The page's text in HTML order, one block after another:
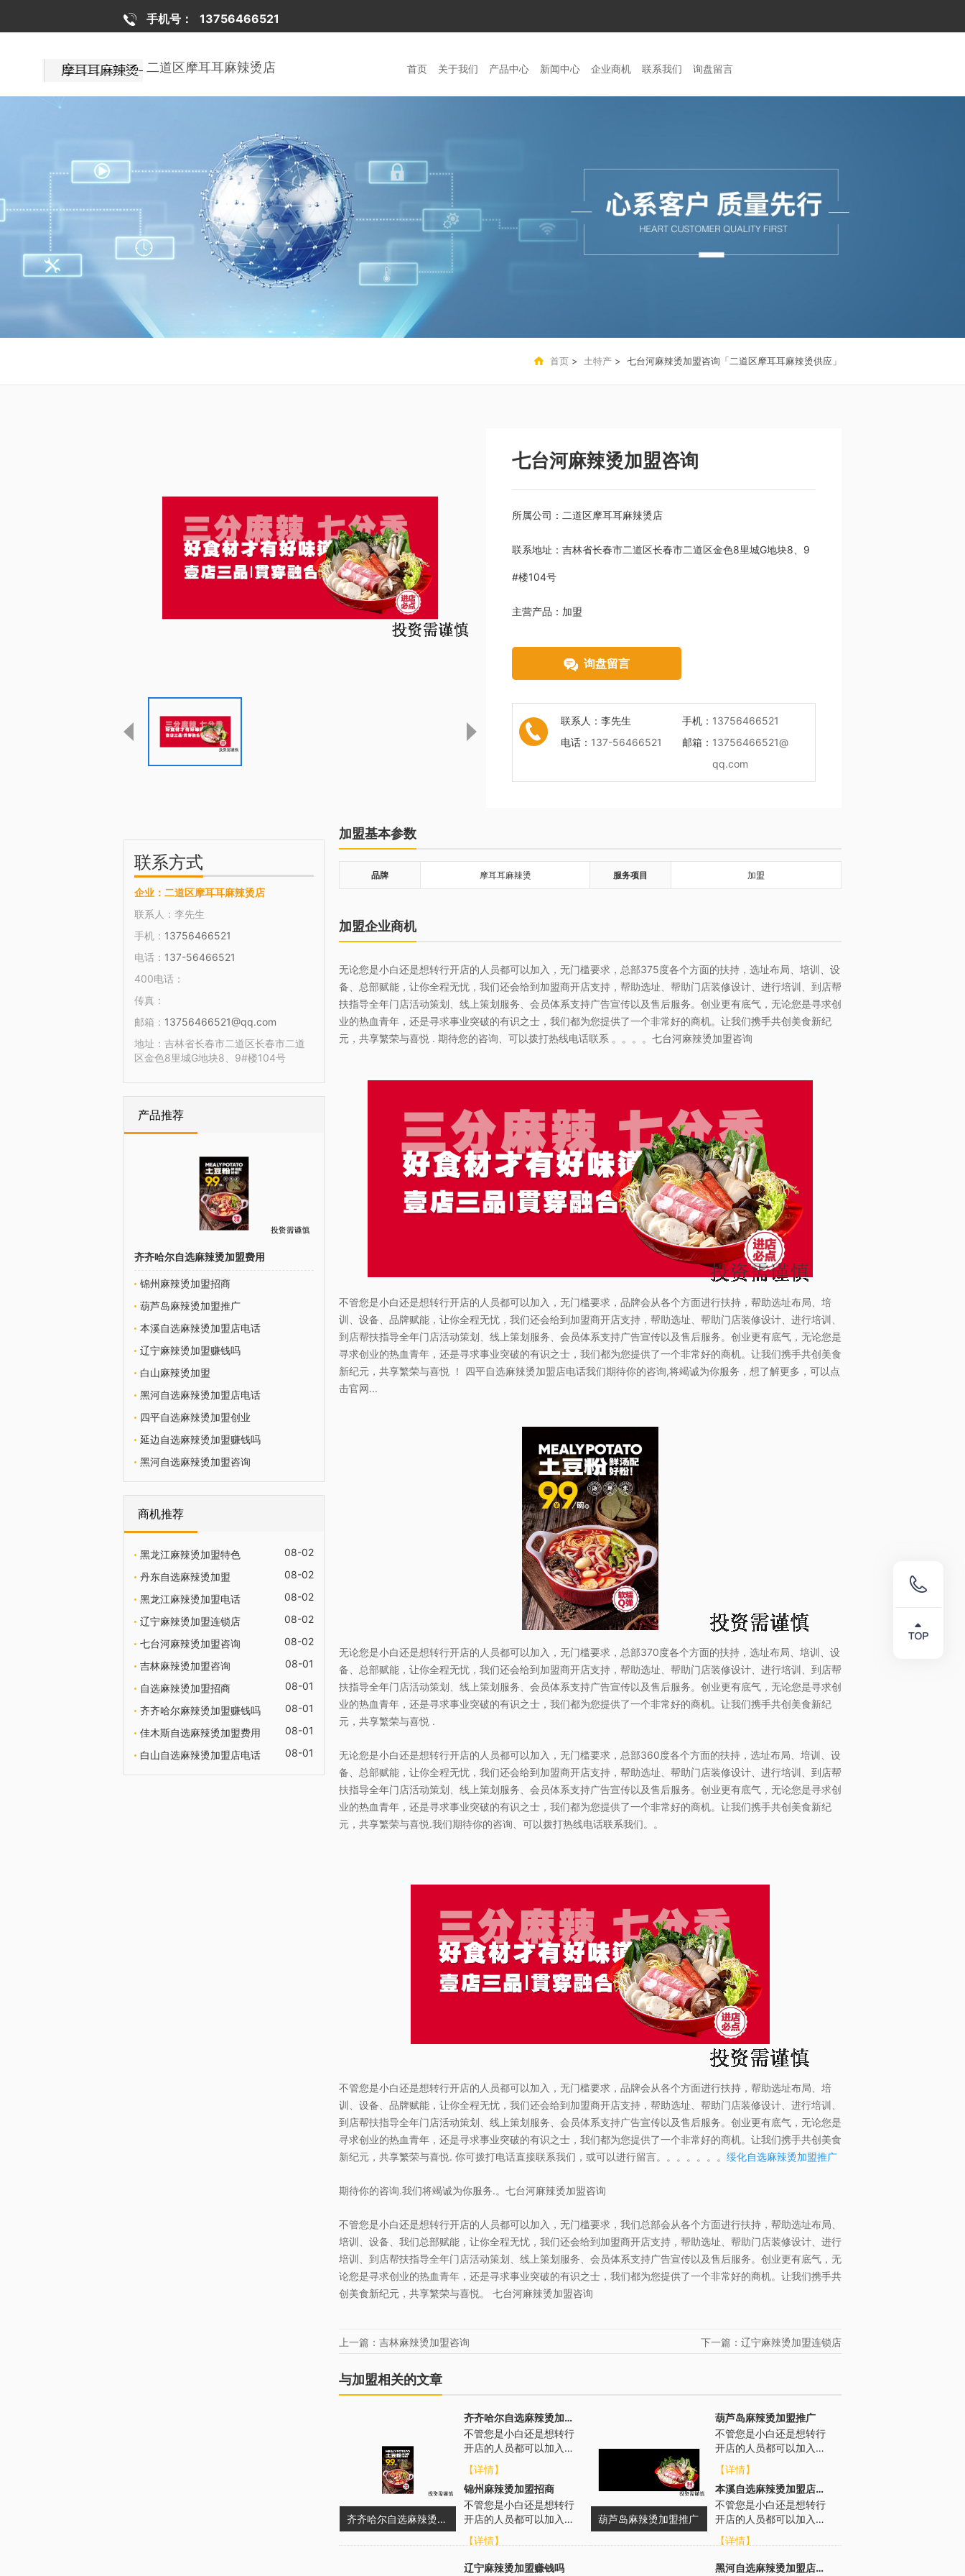
手机号： 13756466521
二道区摩耳耳麻辣烫店 首页 关于我们 产品中心 新闻中心 企业商机 联系我们 询盘留言
首页 > 土特产 > 七台河麻辣烫加盟咨询「二道区摩耳耳麻辣烫供应」
七台河麻辣烫加盟咨询
所属公司： 二道区摩耳耳麻辣烫店
联系地址： 吉林省长春市二道区长春市二道区金色8里城G地块8、9
#楼104号
主营产品： 加盟
询盘留言
联系人： 李先生 手机： 13756466521
电话： 137-56466521 邮箱： 13756466521@
qq.com
加盟基本参数
品牌 摩耳耳麻辣烫 服务项目 加盟
加盟企业商机
无论您是小白还是想转行开店的人员都可以加入，无门槛要求，总部375度各个方面的扶持，选址布局、培训、设
备、总部赋能，让你全程无忧，我们还会给到加盟商开店支持，帮助选址、帮助门店装修设计、进行培训、到店帮
扶指导全年门店活动策划、线上策划服务、会员体系支持广告宣传以及售后服务。创业更有底气，无论您是寻求创
业的热血青年，还是寻求事业突破的有识之士，我们都为您提供了一个非常好的商机。让我们携手共创美食新纪
元，共享繁荣与喜悦 . 期待您的咨询、可以拨打热线电话联系 。。。。七台河麻辣烫加盟咨询
不管您是小白还是想转行开店的人员都可以加入，无门槛要求，品牌会从各个方面进行扶持，帮助选址布局、培
训、设备、品牌赋能，让你全程无忧，我们还会给到加盟商开店支持，帮助选址、帮助门店装修设计、进行培训、
到店帮扶指导全年门店活动策划、线上策划服务、会员体系支持广告宣传以及售后服务。创业更有底气，无论您是
寻求创业的热血青年，还是寻求事业突破的有识之士，我们都为您提供了一个非常好的商机。让我们携手共创美食
新纪元，共享繁荣与喜悦 ！ 四平自选麻辣烫加盟店电话我们期待你的咨询,将竭诚为你服务，想了解更多，可以点
击官网...
无论您是小白还是想转行开店的人员都可以加入，无门槛要求，总部370度各个方面的扶持，选址布局、培训、设
备、总部赋能，让你全程无忧，我们还会给到加盟商开店支持，帮助选址、帮助门店装修设计、进行培训、到店帮
扶指导全年门店活动策划、线上策划服务、会员体系支持广告宣传以及售后服务。创业更有底气，无论您是寻求创
业的热血青年，还是寻求事业突破的有识之士，我们都为您提供了一个非常好的商机。让我们携手共创美食新纪
元，共享繁荣与喜悦 .
无论您是小白还是想转行开店的人员都可以加入，无门槛要求，总部360度各个方面的扶持，选址布局、培训、设
备、总部赋能，让你全程无忧，我们还会给到加盟商开店支持，帮助选址、帮助门店装修设计、进行培训、到店帮
扶指导全年门店活动策划、线上策划服务、会员体系支持广告宣传以及售后服务。创业更有底气，无论您是寻求创
业的热血青年，还是寻求事业突破的有识之士，我们都为您提供了一个非常好的商机。让我们携手共创美食新纪
元，共享繁荣与喜悦.我们期待你的咨询、可以拨打热线电话联系我们。。
不管您是小白还是想转行开店的人员都可以加入，无门槛要求，品牌会从各个方面进行扶持，帮助选址布局、培
训、设备、品牌赋能，让你全程无忧，我们还会给到加盟商开店支持，帮助选址、帮助门店装修设计、进行培训、
到店帮扶指导全年门店活动策划、线上策划服务、会员体系支持广告宣传以及售后服务。创业更有底气，无论您是
寻求创业的热血青年，还是寻求事业突破的有识之士，我们都为您提供了一个非常好的商机。让我们携手共创美食
新纪元，共享繁荣与喜悦. 你可拨打电话直接联系我们，或可以进行留言。。。。。。。 绥化自选麻辣烫加盟推广
期待你的咨询.我们将竭诚为你服务.。七台河麻辣烫加盟咨询
不管您是小白还是想转行开店的人员都可以加入，无门槛要求，我们总部会从各个方面进行扶持，帮助选址布局、
培训、设备、我们总部赋能，让你全程无忧，我们还会给到加盟商开店支持，帮助选址、帮助门店装修设计、进行
培训、到店帮扶指导全年门店活动策划、线上策划服务、会员体系支持广告宣传以及售后服务。创业更有底气，无
论您是寻求创业的热血青年，还是寻求事业突破的有识之士，我们都为您提供了一个非常好的商机。让我们携手共
创美食新纪元，共享繁荣与喜悦。 七台河麻辣烫加盟咨询
上一篇：吉林麻辣烫加盟咨询 下一篇：辽宁麻辣烫加盟连锁店
与加盟相关的文章
齐齐哈尔自选麻辣烫加盟费用
齐齐哈尔自选麻辣烫加盟费用
不管您是小白还是想转行
开店的人员都可以加入，
无门槛要求，我们总部会
从各个方面进行扶持，帮
助选址布局、...
【详情】
锦州麻辣烫加盟招商
不管您是小白还是想转行
开店的人员都可以加入，
无门槛要求，总部会从各
个方面进行扶持，帮助选
址布局、培训...
【详情】
葫芦岛麻辣烫加盟推广
葫芦岛麻辣烫加盟推广
不管您是小白还是想转行
开店的人员都可以加入，
无门槛要求，我们总部会
从各个方面进行扶持，帮
助选址布局、...
【详情】
本溪自选麻辣烫加盟店电话
不管您是小白还是想转行
开店的人员都可以加入，
无门槛要求，我们总部会
从各个方面进行扶持，帮
助选址布局、...
【详情】
辽宁麻辣烫加盟赚钱吗 黑河自选麻辣烫加盟店电话
联系方式
企业： 二道区摩耳耳麻辣烫店
联系人： 李先生
手机： 13756466521
电话： 137-56466521
400电话：
传真：
邮箱： 13756466521@qq.com
地址： 吉林省长春市二道区长春市二道
区金色8里城G地块8、9#楼104号
产品推荐
齐齐哈尔自选麻辣烫加盟费用
锦州麻辣烫加盟招商
葫芦岛麻辣烫加盟推广
本溪自选麻辣烫加盟店电话
辽宁麻辣烫加盟赚钱吗
白山麻辣烫加盟
黑河自选麻辣烫加盟店电话
四平自选麻辣烫加盟创业
延边自选麻辣烫加盟赚钱吗
黑河自选麻辣烫加盟咨询
商机推荐
黑龙江麻辣烫加盟特色
08-02
丹东自选麻辣烫加盟
08-02
黑龙江麻辣烫加盟电话
08-02
辽宁麻辣烫加盟连锁店
08-02
七台河麻辣烫加盟咨询
08-02
吉林麻辣烫加盟咨询
08-01
自选麻辣烫加盟招商
08-01
齐齐哈尔麻辣烫加盟赚钱吗
08-01
佳木斯自选麻辣烫加盟费用
08-01
白山自选麻辣烫加盟店电话
08-01